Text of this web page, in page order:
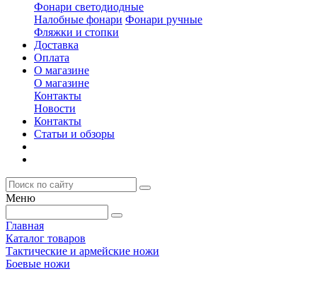
Фонари светодиодные
Налобные фонари Фонари ручные
Фляжки и стопки
Доставка
Оплата
О магазине
О магазине
Контакты
Новости
Контакты
Статьи и обзоры
Меню
Главная
Каталог товаров
Тактические и армейские ножи
Боевые ножи